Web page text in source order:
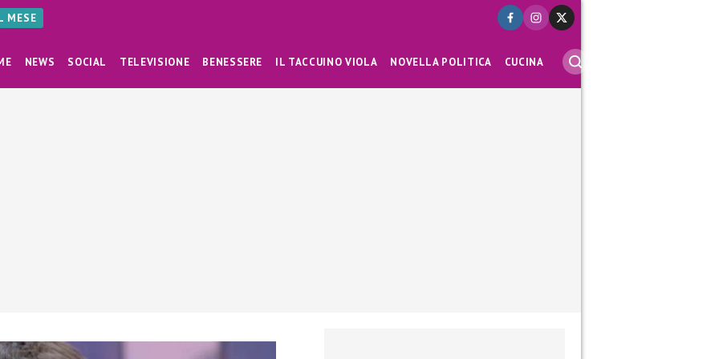
MESE
NEWS SOCIAL TELEVISIONE BENESSERE IL TACCUINO VIOLA NOVELLA POLITICA CUCINA